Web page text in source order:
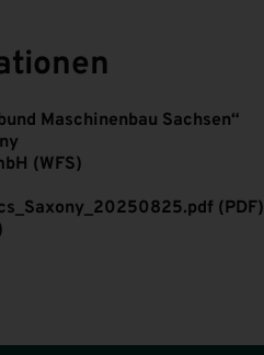
Maschinenbau Sachsen“
(WFS)
(PDF)